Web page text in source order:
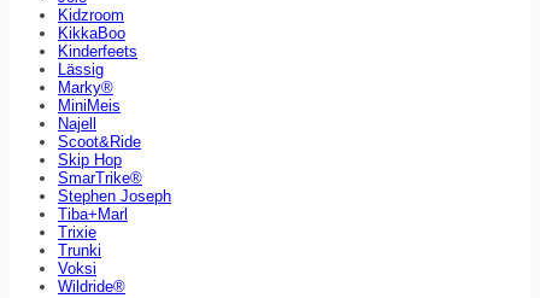
Kidzroom
KikkaBoo
Kinderfeets
Lässig
Marky®
MiniMeis
Najell
Scoot&Ride
Skip Hop
SmarTrike®
Stephen Joseph
Tiba+Marl
Trixie
Trunki
Voksi
Wildride®